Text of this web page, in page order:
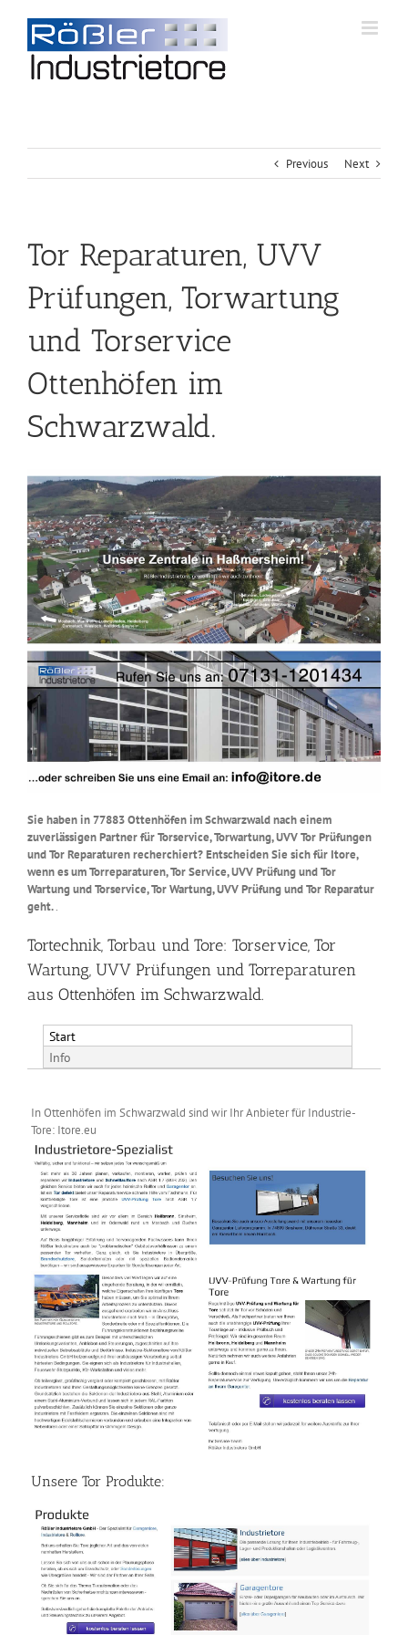
Previous Next
Tor Reparaturen, UVV
Prüfungen, Torwartung
und Torservice
Ottenhöfen im
Schwarzwald.
Sie haben in 77883 Ottenhöfen im Schwarzwald nach einem
zuverlässigen Partner für Torservice, Torwartung, UVV Tor Prüfungen
und Tor Reparaturen recherchiert? Entscheiden Sie sich für Itore,
wenn es um Torreparaturen, Tor Service, UVV Prüfung und Tor
Wartung und Torservice, Tor Wartung, UVV Prüfung und Tor Reparatur
geht..
Tortechnik, Torbau und Tore: Torservice, Tor
Wartung, UVV Prüfungen und Torreparaturen
aus Ottenhöfen im Schwarzwald.
Start
Info
In Ottenhöfen im Schwarzwald sind wir Ihr Anbieter für Industrie-
Tore: Itore.eu
Unsere Tor Produkte: